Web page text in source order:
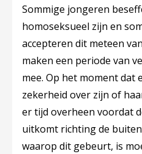
Sommige jongeren
homoseksueel zijn en
accepteren dit meteen
maken een periode van
mee. Op het moment dat
zekerheid over zijn of
er tijd overheen voordat
uitkomt richting de
waarop dit gebeurt, is